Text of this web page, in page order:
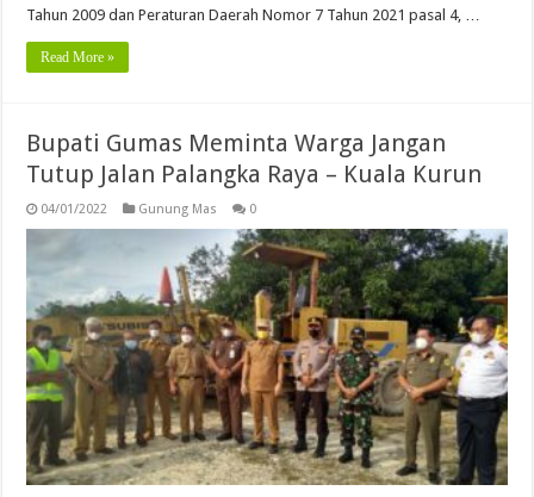
Tahun 2009 dan Peraturan Daerah Nomor 7 Tahun 2021 pasal 4, …
Read More »
Bupati Gumas Meminta Warga Jangan
Tutup Jalan Palangka Raya – Kuala Kurun
04/01/2022 Gunung Mas 0